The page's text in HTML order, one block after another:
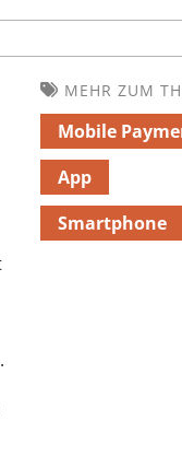
MEHR ZUM
Mobile
App
Smartphone